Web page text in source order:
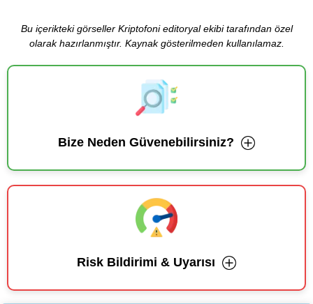
Bu içerikteki görseller Kriptofoni editoryal ekibi tarafından özel
olarak hazırlanmıştır. Kaynak gösterilmeden kullanılamaz.
Bize Neden Güvenebilirsiniz?
Risk Bildirimi & Uyarısı